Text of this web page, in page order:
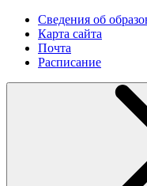
Сведения об
Карта сайта
Почта
Расписание